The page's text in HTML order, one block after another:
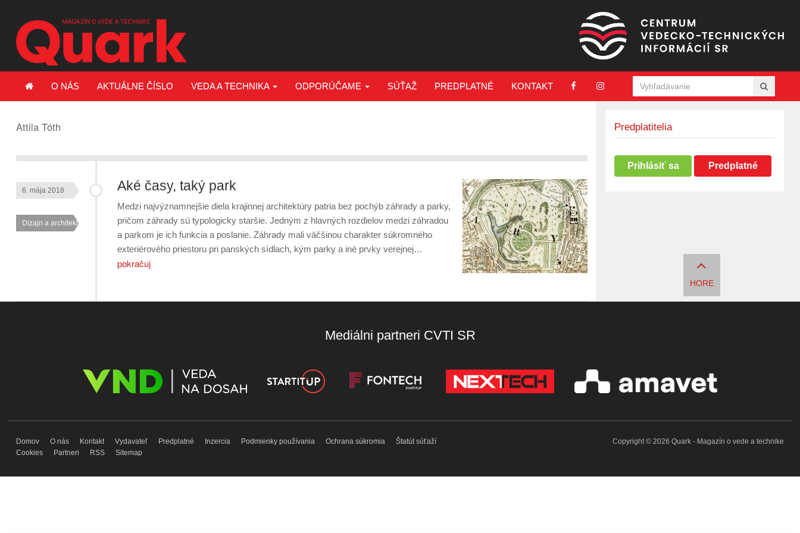
O NÁS AKTUÁLNE ČÍSLO VEDA A TECHNIKA ODPORÚČAME SÚŤAŽ PREDPLATNÉ KONTAKT
Attila Tóth
Aké časy, taký park
6. mája 2018
Dizajn a architektúra
Medzi najvýznamnejšie diela krajinnej architektúry patria bez pochýb záhrady a parky,
pričom záhrady sú typologicky staršie. Jedným z hlavných rozdielov medzi záhradou
a parkom je ich funkcia a poslanie. Záhrady mali väčšinou charakter súkromného
exteriérového priestoru pri panských sídlach, kým parky a iné prvky verejnej…
pokračuj
Predplatitelia
Prihlásiť sa Predplatné
HORE
Mediálni partneri CVTI SR
Domov O nás Kontakt Vydavateľ Predplatné Inzercia Podmienky používania Ochrana súkromia
Štatút súťaží
Cookies
Partneri RSS Sitemap
Copyright © 2026 Quark - Magazín o vede a technike